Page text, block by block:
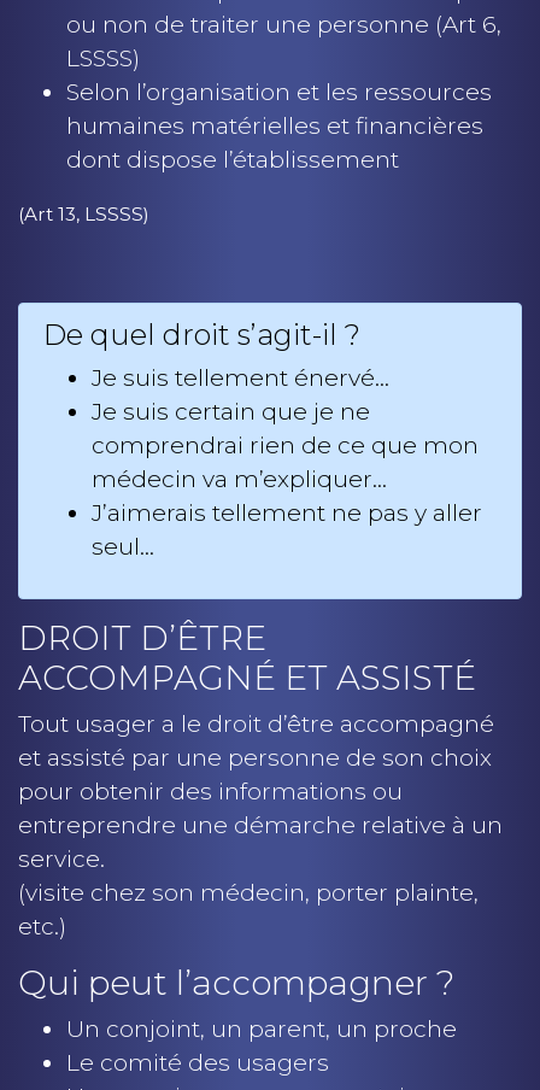
ou non de traiter une personne (Art 6,
LSSSS)
Selon l’organisation et les ressources
humaines matérielles et financières
dont dispose l’établissement
(Art 13, LSSSS)
De quel droit s’agit-il ?
Je suis tellement énervé…
Je suis certain que je ne
comprendrai rien de ce que mon
médecin va m’expliquer…
J’aimerais tellement ne pas y aller
seul…
DROIT D’ÊTRE
ACCOMPAGNÉ ET ASSISTÉ
Tout usager a le droit d’être accompagné
et assisté par une personne de son choix
pour obtenir des informations ou
entreprendre une démarche relative à un
service.
(visite chez son médecin, porter plainte,
etc.)
Qui peut l’accompagner ?
Un conjoint, un parent, un proche
Le comité des usagers